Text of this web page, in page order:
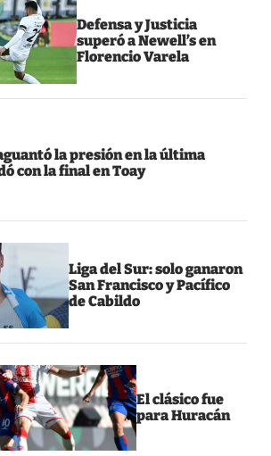
Defensa y Justicia
superó a Newell’s en
Florencio Varela
la presión en la última
con la final en Toay
Liga del Sur: solo ganaron
San Francisco y Pacífico
de Cabildo
El clásico fue
para Huracán